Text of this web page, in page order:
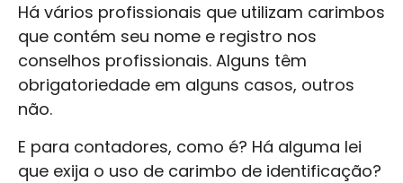
Há vários profissionais que utilizam carimbos
que contém seu nome e registro nos
conselhos profissionais. Alguns têm
obrigatoriedade em alguns casos, outros
não.
E para contadores, como é? Há alguma lei
que exija o uso de carimbo de identificação?